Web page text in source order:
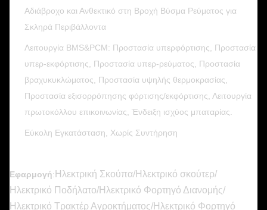
Αδιάβροχο και Ανθεκτικό στη Βροχή Βύσμα Ρεύματος για
Σκληρά Περιβάλλοντα
Λειτουργία BMS&PCM: Προστασία υπερφόρτισης, Προστασία
υπερ-εκφόρτισης, Προστασία υπερ-ρεύματος, Προστασία
βραχυκυκλώματος, Προστασία υψηλής θερμοκρασίας,
Προστασία εξισορρόπησης φόρτισης/εκφόρτισης, Λειτουργία
πρωτοκόλλου επικοινωνίας, Ένδειξη ισχύος μπαταρίας.
Εύκολη Εγκατάσταση, Χωρίς Συντήρηση
Εφαρμογή: Ηλεκτρική Σκούπα/Ηλεκτρικό σκούτερ/
Ηλεκτρικό Ποδήλατο/Ηλεκτρικό Φορτηγό Διανομής/
Ηλεκτρικό Τρακτέρ Αγροκτήματος/Ηλεκτρικό Φορτηγό